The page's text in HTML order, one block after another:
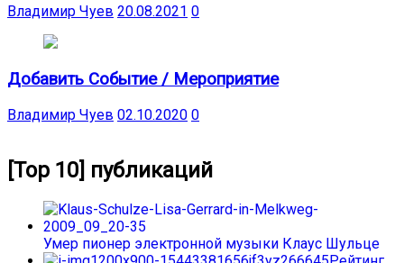
Владимир Чуев 20.08.2021 0
Добавить Событие / Мероприятие
Владимир Чуев 02.10.2020 0
[Top 10] публикаций
Умер пионер электронной музыки Клаус Шульце